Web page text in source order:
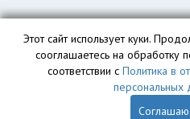
Этот сайт использует куки.
сооглашаетесь на обработку
соответствии с Политика в
персональных